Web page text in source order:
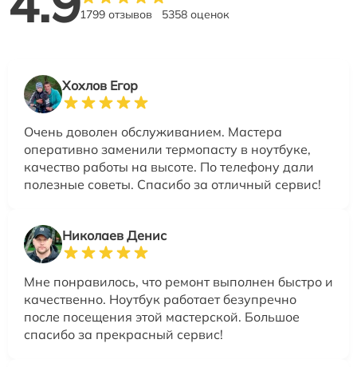
1799 отзывов 5358 оценок
Хохлов Егор
Очень доволен обслуживанием. Мастера
оперативно заменили термопасту в ноутбуке,
качество работы на высоте. По телефону дали
полезные советы. Спасибо за отличный сервис!
Николаев Денис
Мне понравилось, что ремонт выполнен быстро и
качественно. Ноутбук работает безупречно
после посещения этой мастерской. Большое
спасибо за прекрасный сервис!